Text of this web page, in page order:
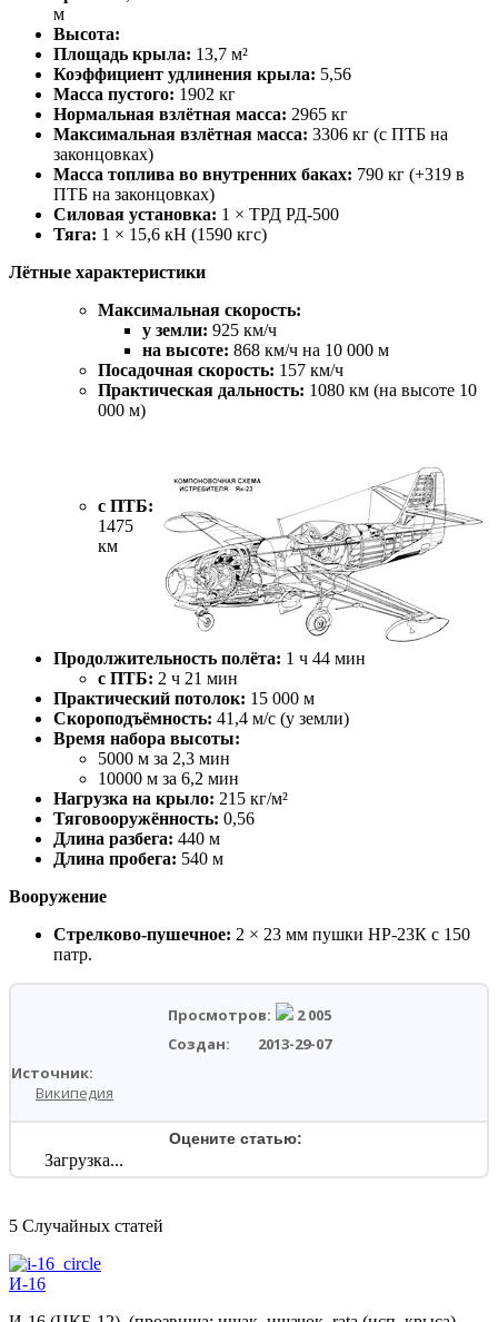
м
Высота:
Площадь крыла: 13,7 м²
Коэффициент удлинения крыла: 5,56
Масса пустого: 1902 кг
Нормальная взлётная масса: 2965 кг
Максимальная взлётная масса: 3306 кг (с ПТБ на
законцовках)
Масса топлива во внутренних баках: 790 кг (+319 в
ПТБ на законцовках)
Силовая установка: 1 × ТРД РД-500
Тяга: 1 × 15,6 кН (1590 кгс)
Лётные характеристики
Максимальная скорость:
у земли: 925 км/ч
на высоте: 868 км/ч на 10 000 м
Посадочная скорость: 157 км/ч
Практическая дальность: 1080 км (на высоте 10
000 м)
с ПТБ:
1475
км
Продолжительность полёта: 1 ч 44 мин
с ПТБ: 2 ч 21 мин
Практический потолок: 15 000 м
Скороподъёмность: 41,4 м/с (у земли)
Время набора высоты:
5000 м за 2,3 мин
10000 м за 6,2 мин
Нагрузка на крыло: 215 кг/м²
Тяговооружённость: 0,56
Длина разбега: 440 м
Длина пробега: 540 м
Вооружение
Стрелково-пушечное: 2 × 23 мм пушки НР-23К с 150
патр.
Просмотров:
2 005
2013-29-07
Источник:
Википедия
Оцените статью:
Загрузка...
5 Случайных статей
И-16